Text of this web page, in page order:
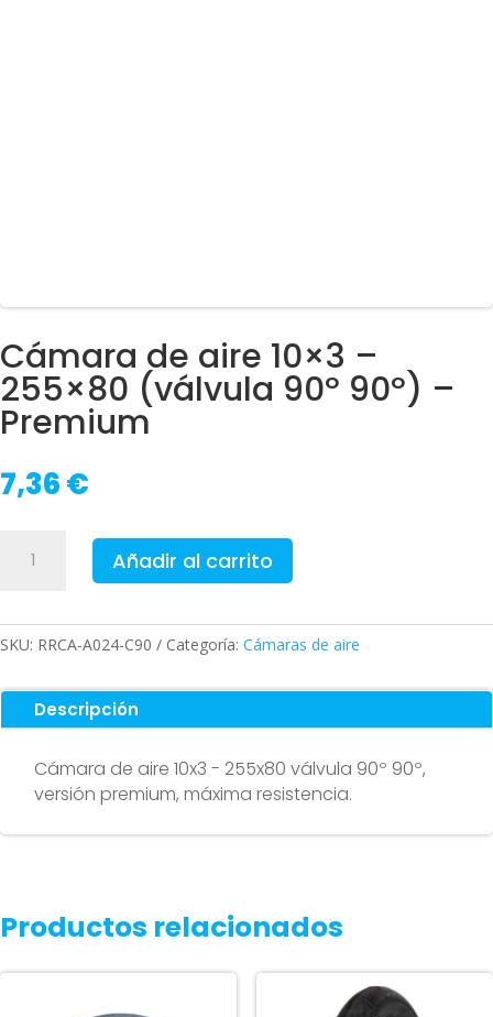
Cámara de aire 10×3 –
255×80 (válvula 90º 90º) –
Premium
7,36€
-
(válvula
Premium
Añadir al carrito
SKU: RRCA-A024-C90 Categoría: Cámaras de aire
Descripción
Cámara de aire 10x3 - 255x80 válvula 90º 90º,
versión premium, máxima resistencia.
Productos relacionados